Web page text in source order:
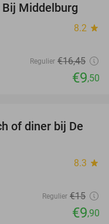
42%
Middelburg
8.2 star
Regulier €16,45
€9,50
34%
of diner bij De
8.3 star
Regulier €15
€9,90